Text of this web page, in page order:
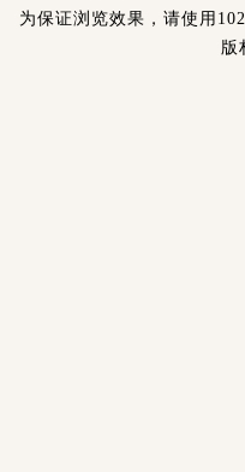
为保证浏览效果，请使用
版